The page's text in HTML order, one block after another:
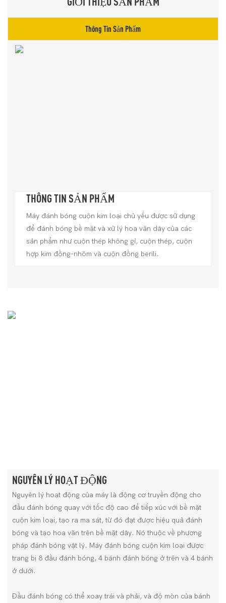
Thông Tin Sản Phẩm
THÔNG TIN SẢN PHẨM
Máy đánh bóng cuộn kim loại chủ yếu được sử dụng
để đánh bóng bề mặt và xử lý hoa văn dây của các
sản phẩm như cuộn thép không gỉ, cuộn thép, cuộn
hợp kim đồng-nhôm và cuộn đồng berili.
NGUYÊN LÝ HOẠT ĐỘNG
Nguyên lý hoạt động của máy là động cơ truyền động cho
đầu đánh bóng quay với tốc độ cao để tiếp xúc với bề mặt
cuộn kim loại, tạo ra ma sát, từ đó đạt được hiệu quả đánh
bóng và tạo hoa văn trên bề mặt dây. Nó thuộc về phương
pháp đánh bóng vật lý. Máy đánh bóng cuộn kim loại được
trang bị 8 đầu đánh bóng, 4 bánh đánh bóng ở trên và 4 bánh
ở dưới.
Đầu đánh bóng có thể xoay trái và phải, và độ mòn của bánh